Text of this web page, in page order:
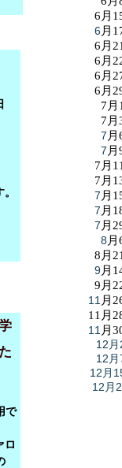
6月
6月
6月
6月
6月
6月
7月
7月
7
7
7月
7月
7 月
7 月
7 月
8
8月
9月
9月
11 月
11月
11 月
12
12
12月
12月
で
ロ